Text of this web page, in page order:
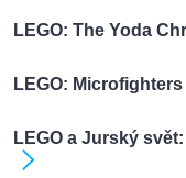
LEGO: The Yoda
LEGO: Microfighters
LEGO a Jurský